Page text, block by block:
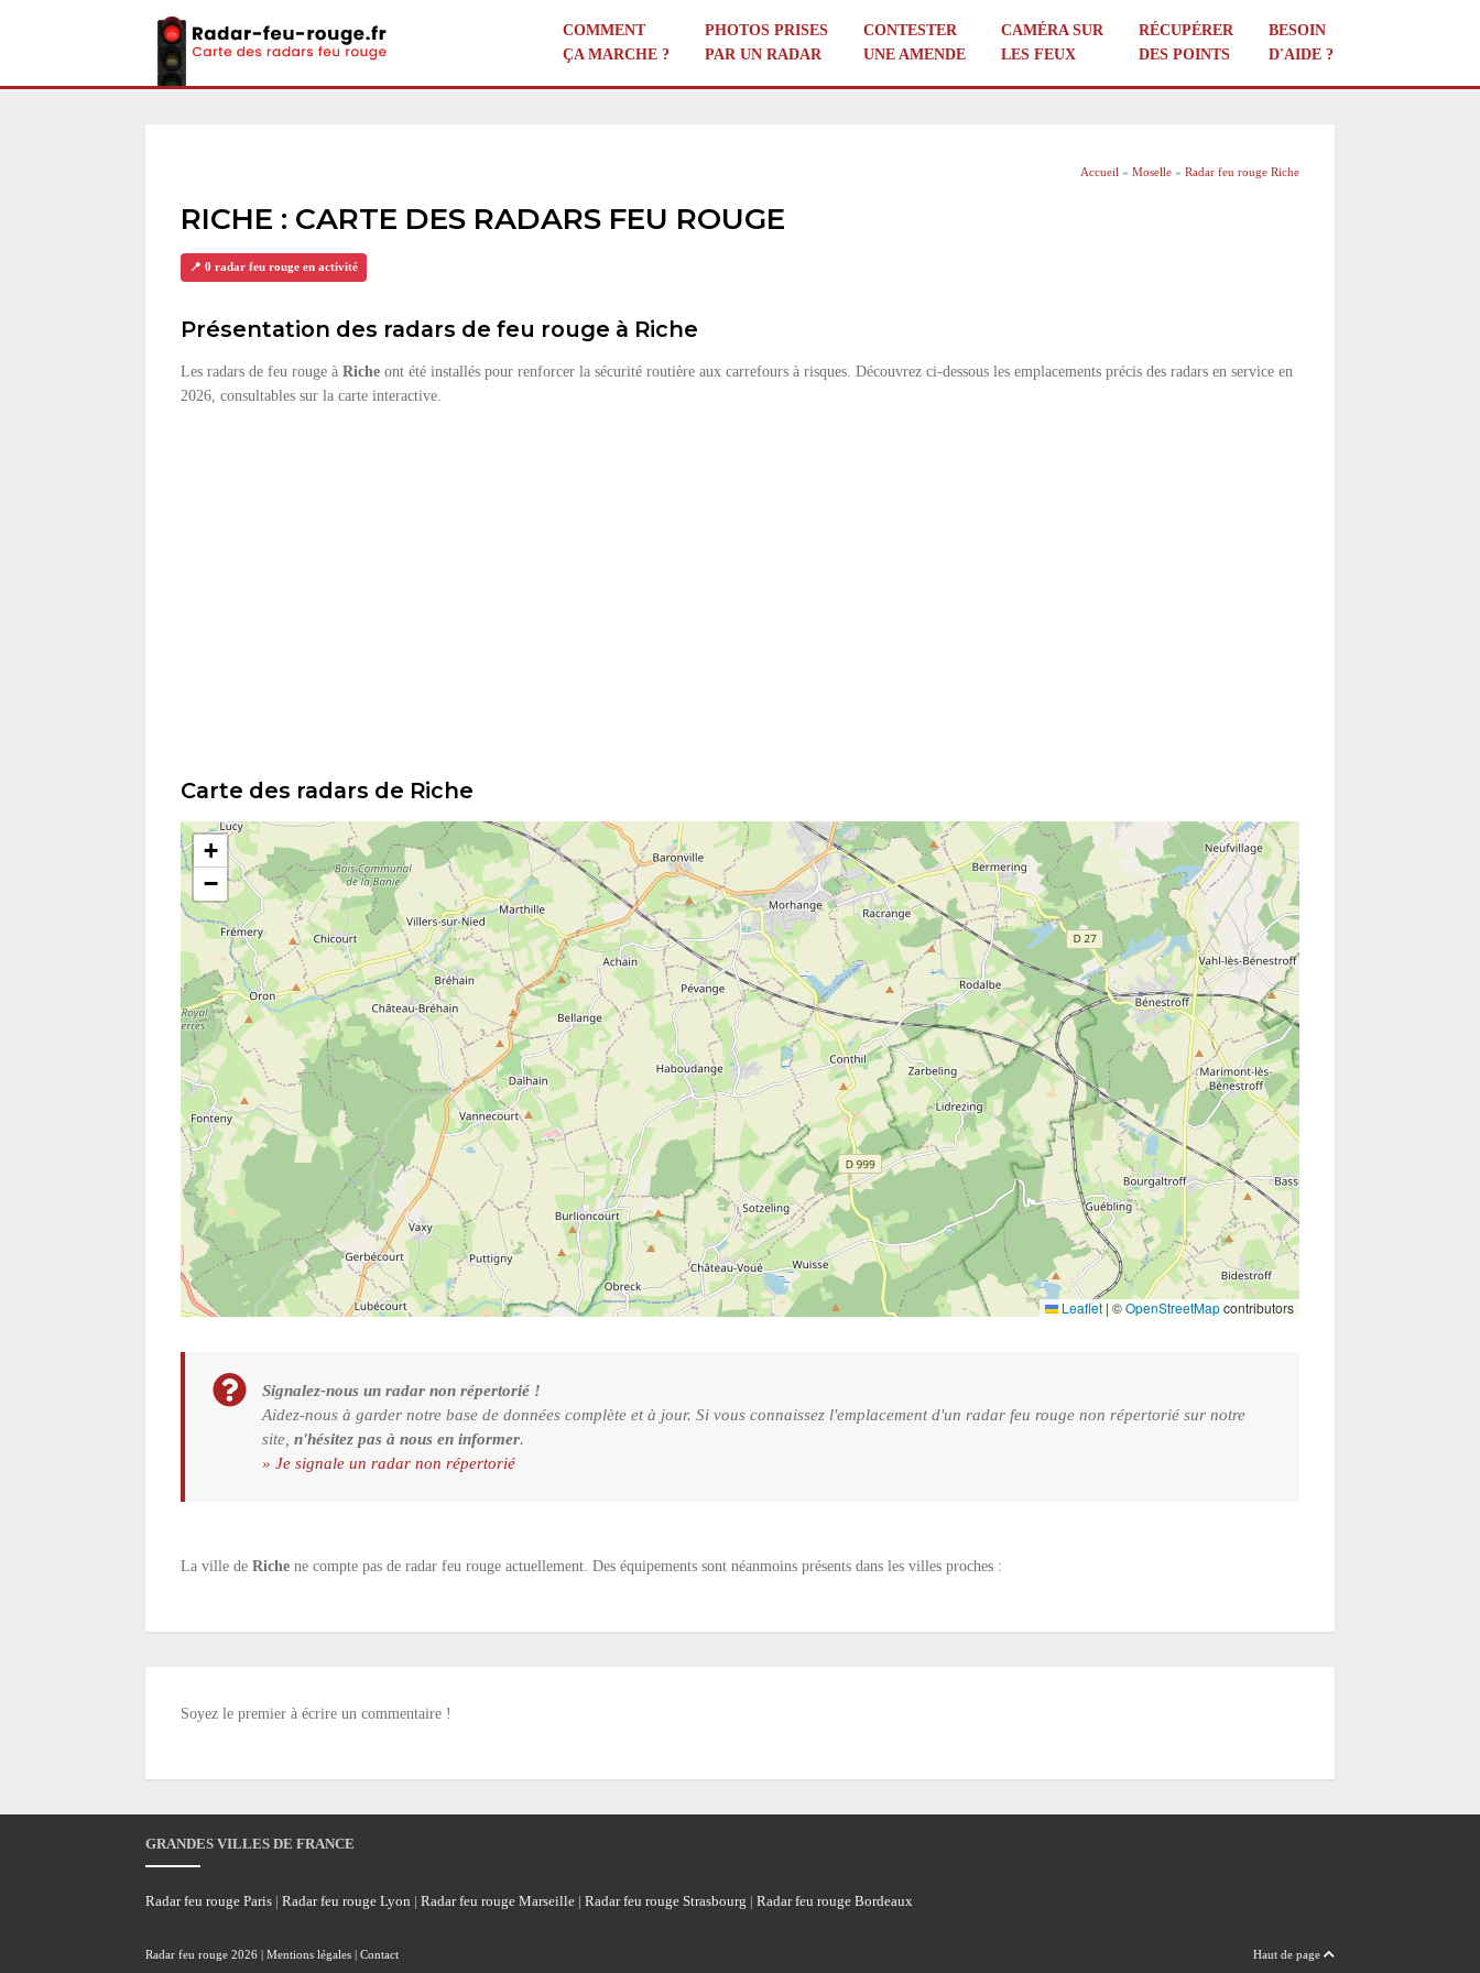
COMMENT
ÇA MARCHE ?
PHOTOS PRISES
PAR UN RADAR
CONTESTER
UNE AMENDE
CAMÉRA SUR
LES FEUX
RÉCUPÉRER
DES POINTS
BESOIN
D'AIDE ?
Accueil » Moselle » Radar feu rouge Riche
RICHE : CARTE DES RADARS FEU ROUGE
📍 0 radar feu rouge en activité
Présentation des radars de feu rouge à Riche
Les radars de feu rouge à Riche ont été installés pour renforcer la sécurité routière aux carrefours à risques. Découvrez ci-dessous les emplacements précis des radars en service en
2026, consultables sur la carte interactive.
Carte des radars de Riche
+
−
Leaflet | ©OpenStreetMapcontributors
Signalez-nous un radar non répertorié !
Aidez-nous à garder notre base de données complète et à jour. Si vous connaissez l'emplacement d'un radar feu rouge non répertorié sur notre
site, n'hésitez pas à nous en informer.
» Je signale un radar non répertorié
La ville de Riche ne compte pas de radar feu rouge actuellement. Des équipements sont néanmoins présents dans les villes proches :
Soyez le premier à écrire un commentaire !
GRANDES VILLES DE FRANCE
Radar feu rouge Paris Radar feu rouge Lyon Radar feu rouge Marseille Radar feu rouge Strasbourg Radar feu rouge Bordeaux
Haut de page
Radar feu rouge 2026 | Mentions légales Contact